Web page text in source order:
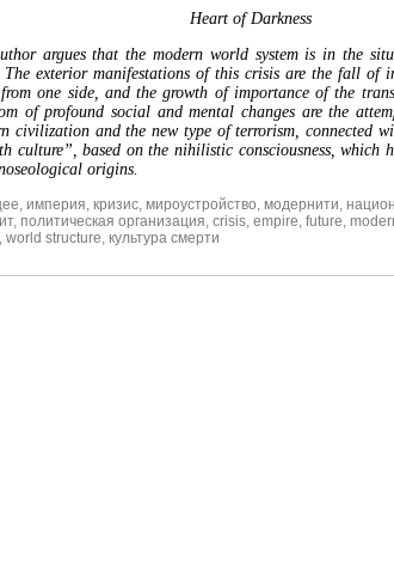
Heart of Darkness
argues that the modern world system is in the
The exterior manifestations of this crisis are the fall of
one side, and the growth of importance of the
of profound social and mental changes are the
civilization and the new type of terrorism, connected
culture”, based on the nihilistic consciousness, which
origins.
, империя, кризис, мироустройство, модернити,
, политическая организация, crisis, empire, future,
, world structure, культура смерти